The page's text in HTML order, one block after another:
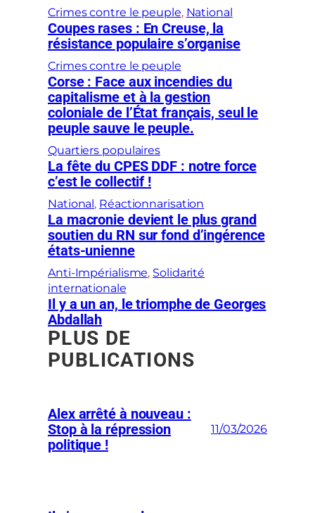
Crimes contre le peuple, National
Coupes rases : En Creuse, la
résistance populaire s’organise
Crimes contre le peuple
Corse : Face aux incendies du
capitalisme et à la gestion
coloniale de l’État français, seul le
peuple sauve le peuple.
Quartiers populaires
La fête du CPES DDF : notre force
c’est le collectif !
National , Réactionnarisation
La macronie devient le plus grand
soutien du RN sur fond d’ingérence
états-unienne
Anti-Impérialisme, Solidarité
internationale
Il y a un an, le triomphe de Georges
Abdallah
PLUS DE
PUBLICATIONS
Alex arrêté à nouveau :
Stop à la répression
politique !
11/03/2026